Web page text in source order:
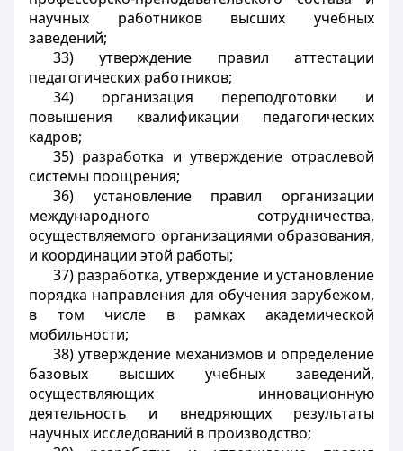
научных работников высших учебных
заведений;
33) утверждение правил аттестации
педагогических работников;
34) организация переподготовки и
повышения квалификации педагогических
кадров;
35) разработка и утверждение отраслевой
системы поощрения;
36) установление правил организации
международного сотрудничества,
осуществляемого организациями образования,
и координации этой работы;
37) разработка, утверждение и установление
порядка направления для обучения зарубежом,
в том числе в рамках академической
мобильности;
38) утверждение механизмов и определение
базовых высших учебных заведений,
осуществляющих инновационную
деятельность и внедряющих результаты
научных исследований в производство;